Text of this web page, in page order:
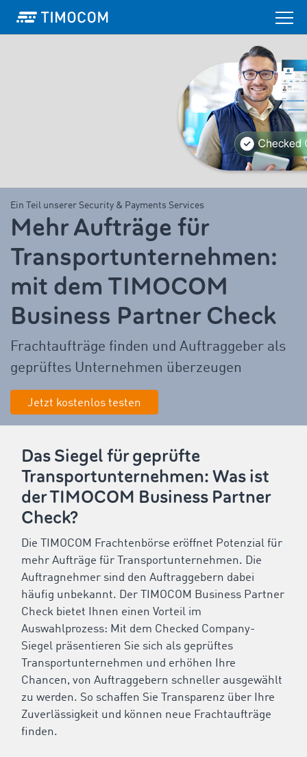
Ein Teil unserer Security & Payments Services
Mehr Aufträge für
Transportunternehmen:
mit dem TIMOCOM
Business Partner Check
Frachtaufträge finden und Auftraggeber als
geprüftes Unternehmen überzeugen
Jetzt kostenlos testen
Das Siegel für geprüfte
Transportunternehmen: Was ist
der TIMOCOM Business Partner
Check?
Die TIMOCOM Frachtenbörse eröffnet Potenzial für
mehr Aufträge für Transportunternehmen. Die
Auftragnehmer sind den Auftraggebern dabei
häufig unbekannt. Der TIMOCOM Business Partner
Check bietet Ihnen einen Vorteil im
Auswahlprozess: Mit dem Checked Company-
Siegel präsentieren Sie sich als geprüftes
Transportunternehmen und erhöhen Ihre
Chancen, von Auftraggebern schneller ausgewählt
zu werden. So schaffen Sie Transparenz über Ihre
Zuverlässigkeit und können neue Frachtaufträge
finden.